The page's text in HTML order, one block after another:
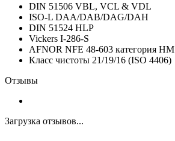
DIN 51506 VBL, VCL & VDL
ISO-L DAA/DAB/DAG/DAH
DIN 51524 HLP
Vickers I-286-S
AFNOR NFE 48-603 категория HM
Класс чистоты 21/19/16 (ISO 4406)
Отзывы
Загрузка отзывов...